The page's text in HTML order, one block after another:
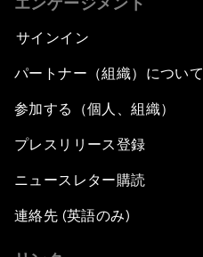
サインイン
パートナー（組織）について
参加する（個人、組織）
プレスリリース登録
ニュースレター購読
連絡先 (英語のみ)